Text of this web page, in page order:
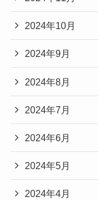
2024年10月
2024年9月
2024年8月
2024年7月
2024年6月
2024年5月
2024年4月